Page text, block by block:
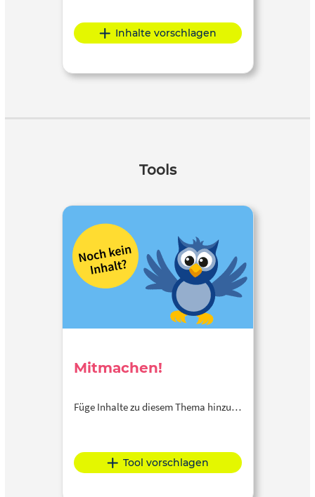
Inhalte vorschlagen
Tools
Mitmachen!
Füge Inhalte zu diesem Thema hinzu…
Tool vorschlagen